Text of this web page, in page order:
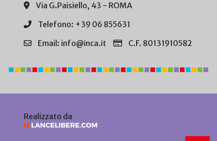
Via G.Paisiello, 43 - ROMA
Telefono: +39 06 855631
Email: info@inca.it
C.F. 80131910582
Realizzato da